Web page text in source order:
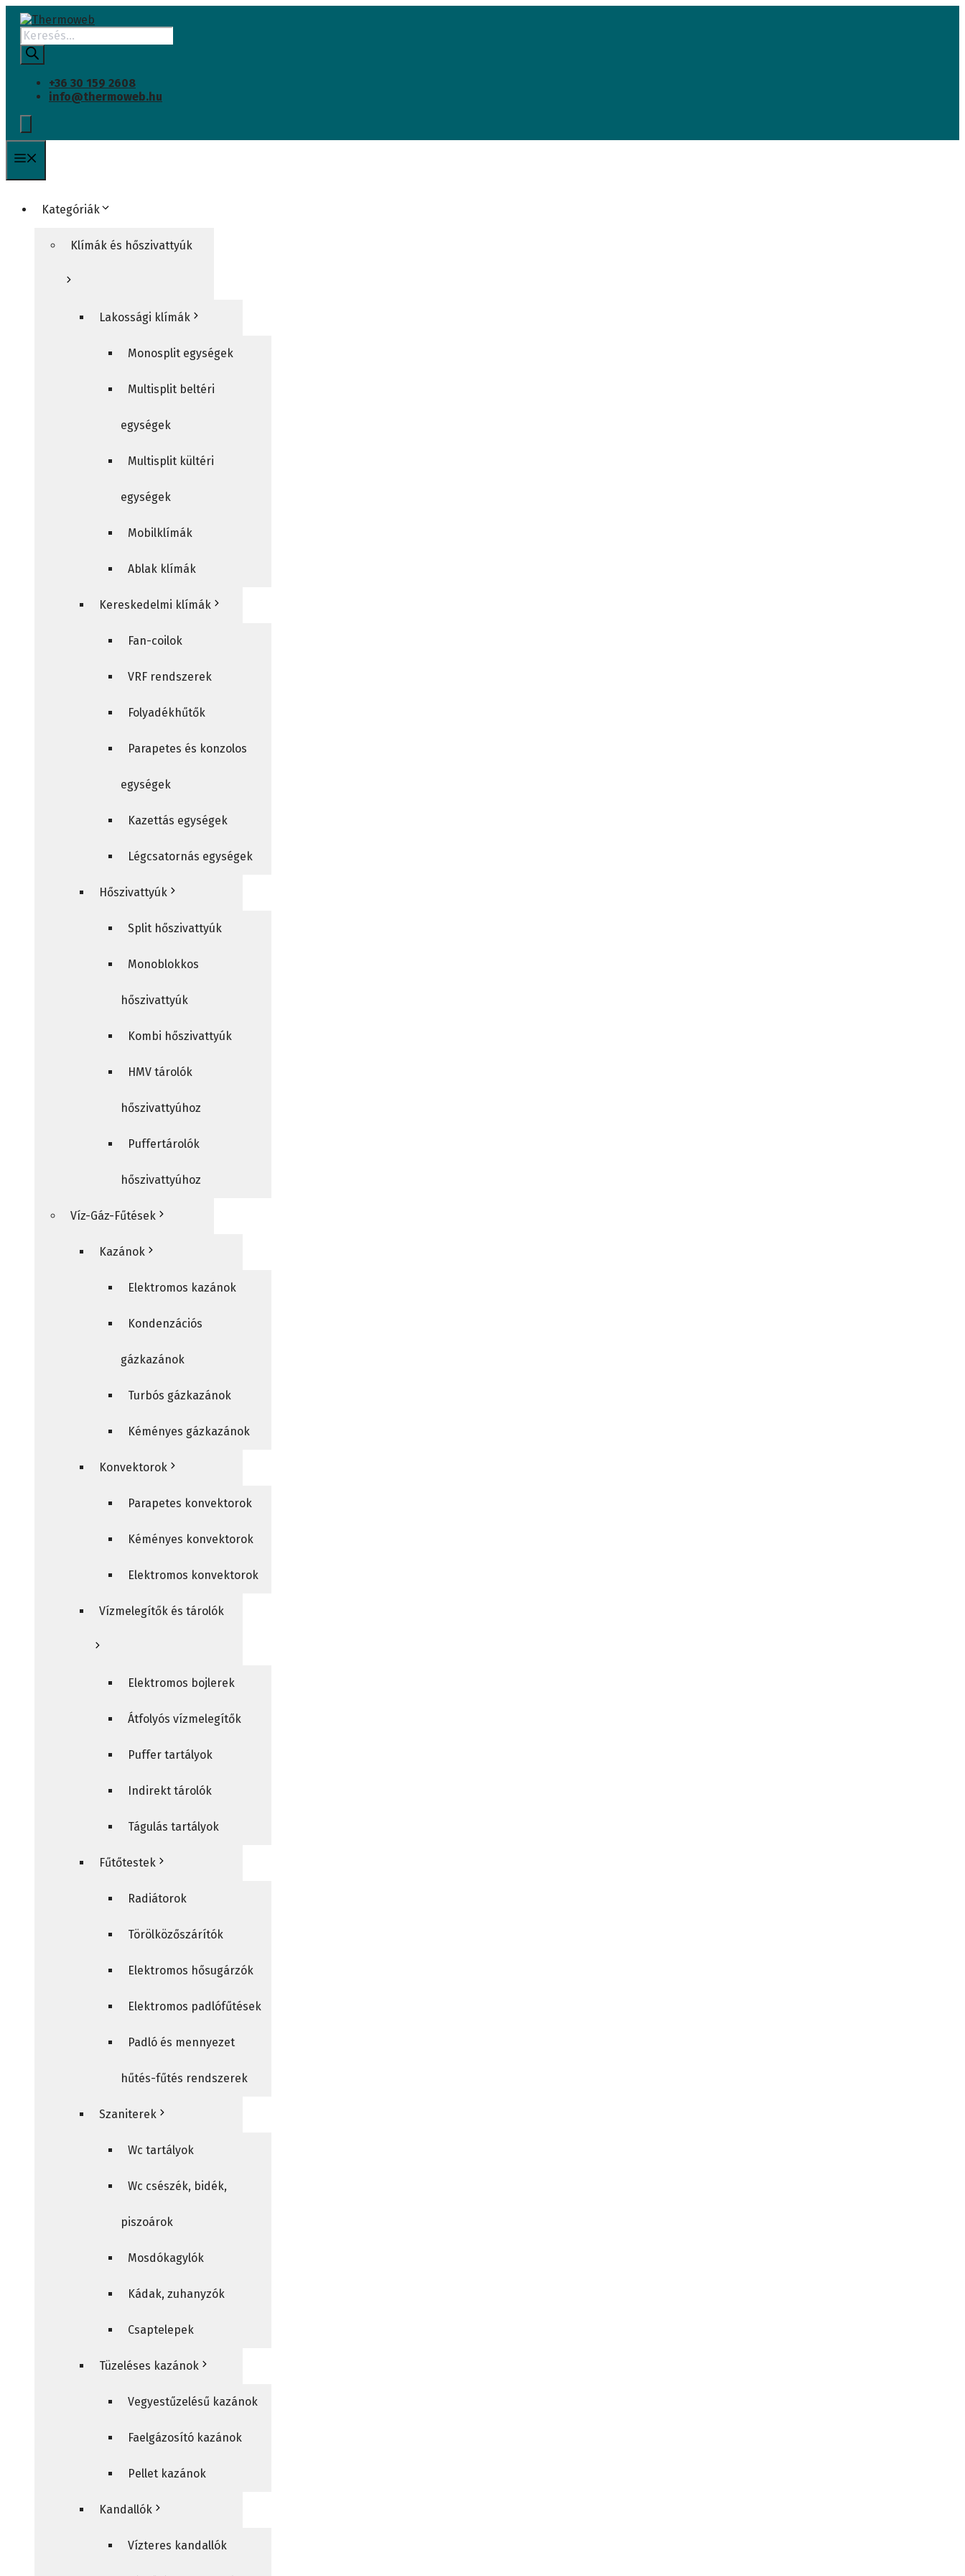
Kilépés
tartalomba
Products
search
+36 30 159 2608
info@thermoweb.hu
Kategóriák
Klímák és hőszivattyúk
Lakossági klímák
Monosplit egységek
Multisplit beltéri
egységek
Multisplit kültéri
egységek
Mobilklímák
Ablak klímák
Kereskedelmi klímák
Fan-coilok
VRF rendszerek
Folyadékhűtők
Parapetes és konzolos
egységek
Kazettás egységek
Légcsatornás egységek
Hőszivattyúk
Split hőszivattyúk
Monoblokkos
hőszivattyúk
Kombi hőszivattyúk
HMV tárolók
hőszivattyúhoz
Puffertárolók
hőszivattyúhoz
Víz-Gáz-Fűtések
Kazánok
Elektromos kazánok
Kondenzációs
gázkazánok
Turbós gázkazánok
Kéményes gázkazánok
Konvektorok
Parapetes konvektorok
Kéményes konvektorok
Elektromos konvektorok
Vízmelegítők és tárolók
Elektromos bojlerek
Átfolyós vízmelegítők
Puffer tartályok
Indirekt tárolók
Tágulás tartályok
Fűtőtestek
Radiátorok
Törölközőszárítók
Elektromos hősugárzók
Elektromos padlófűtések
Padló és mennyezet
hűtés-fűtés rendszerek
Szaniterek
Wc tartályok
Wc csészék, bidék,
piszoárok
Mosdókagylók
Kádak, zuhanyzók
Csaptelepek
Tüzeléses kazánok
Vegyestűzelésű kazánok
Faelgázosító kazánok
Pellet kazánok
Kandallók
Vízteres kandallók
INGYENES SZÁLLÍTÁS